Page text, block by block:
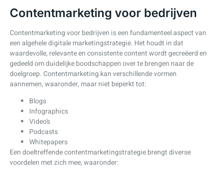
Contentmarketing voor bedrijven
Contentmarketing voor bedrijven is een fundamenteel aspect van
een algehele digitale marketingstrategie. Het houdt in dat
waardevolle, relevante en consistente content wordt gecreëerd en
gedeeld om duidelijke boodschappen over te brengen naar de
doelgroep. Contentmarketing kan verschillende vormen
aannemen, waaronder, maar niet beperkt tot:
Blogs
Infographics
Video’s
Podcasts
Whitepapers
Een doeltreffende contentmarketingstrategie brengt diverse
voordelen met zich mee, waaronder: